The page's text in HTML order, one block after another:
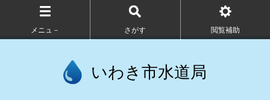
メニュ－ さがす 閲覧補助
いわき市水道局